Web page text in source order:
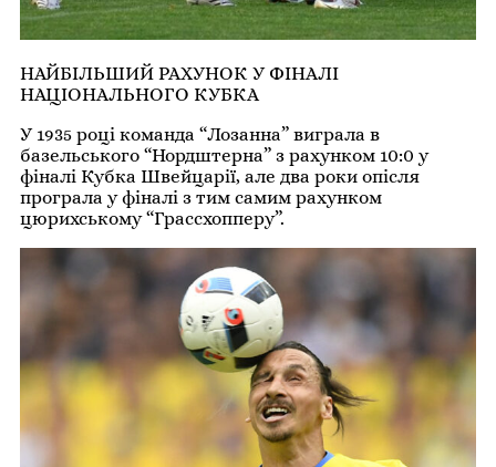
НАЙБІЛЬШИЙ РАХУНОК У ФІНАЛІ
НАЦІОНАЛЬНОГО КУБКА
У 1935 році команда “Лозанна” виграла в
базельського “Нордштерна” з рахунком 10:0 у
фіналі Кубка Швейцарії, але два роки опісля
програла у фіналі з тим самим рахунком
цюрихському “Грассхопперу”.